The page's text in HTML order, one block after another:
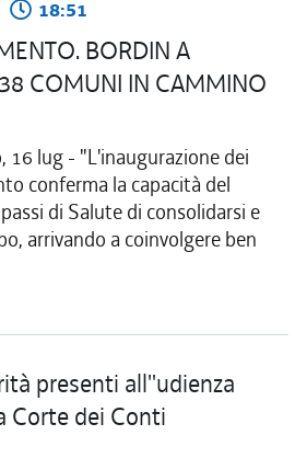
18:51
BORDIN A
COMUNI IN CAMMINO
16 lug - "L'inaugurazione dei
conferma la capacità del
di Salute di consolidarsi e
arrivando a coinvolgere ben